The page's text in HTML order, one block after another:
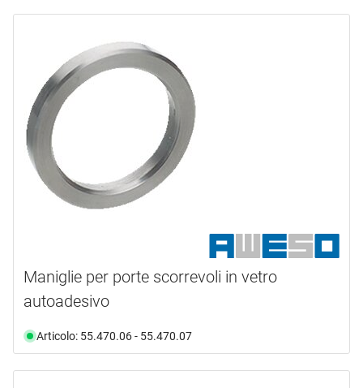
Maniglie per porte scorrevoli in vetro
autoadesivo
Articolo: 55.470.06 - 55.470.07